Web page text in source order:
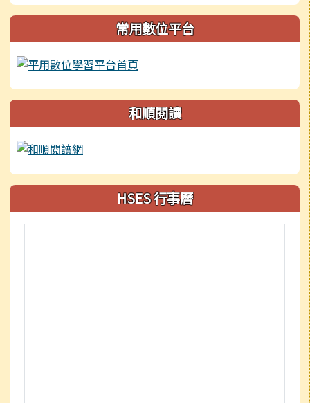
常用數位平台
和順閱讀
HSES 行事曆